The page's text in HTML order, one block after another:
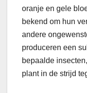
oranje en gele
bekend om hun
andere
produceren een
bepaalde
plant in de strijd